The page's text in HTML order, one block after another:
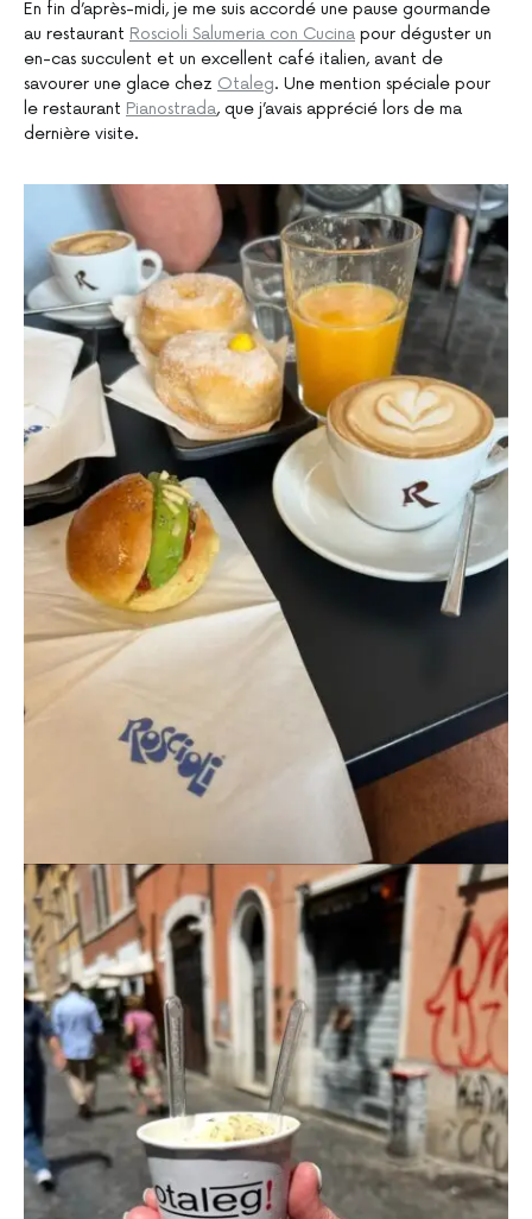
En fin d’après-midi, je me suis accordé une pause gourmande
au restaurant Roscioli Salumeria con Cucina pour déguster un
en-cas succulent et un excellent café italien, avant de
savourer une glace chez Otaleg. Une mention spéciale pour
le restaurant Pianostrada, que j’avais apprécié lors de ma
dernière visite.